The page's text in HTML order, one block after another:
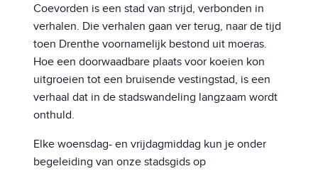
Coevorden is een stad van strijd, verbonden in
verhalen. Die verhalen gaan ver terug, naar de tijd
toen Drenthe voornamelijk bestond uit moeras.
Hoe een doorwaadbare plaats voor koeien kon
uitgroeien tot een bruisende vestingstad, is een
verhaal dat in de stadswandeling langzaam wordt
onthuld.
Elke woensdag- en vrijdagmiddag kun je onder
begeleiding van onze stadsgids op